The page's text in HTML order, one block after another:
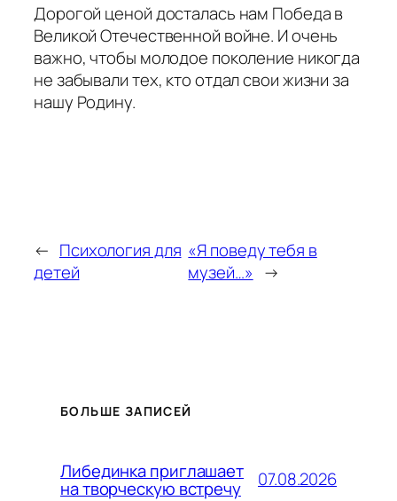
Дорогой ценой досталась нам Победа в
Великой Отечественной войне. И очень
важно, чтобы молодое поколение никогда
не забывали тех, кто отдал свои жизни за
нашу Родину.
← Психология для
детей
«Я поведу тебя в
музей…» →
БОЛЬШЕ ЗАПИСЕЙ
Либединка приглашает
на творческую встречу 07.08.2026